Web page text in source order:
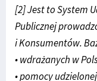
[2] Jest to System
Publicznej
i Konsumentów.
• wdrażanych w
• pomocy